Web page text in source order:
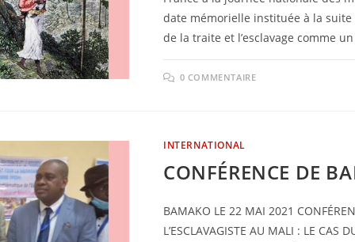
date mémorielle instituée à la
de la traite et l’esclavage comme
0 COMMENTAIRE
INTERNATIONAL
CONFÉRENCE DE
BAMAKO LE 22 MAI 2021
L’ESCLAVAGISTE AU MALI : LE CAS